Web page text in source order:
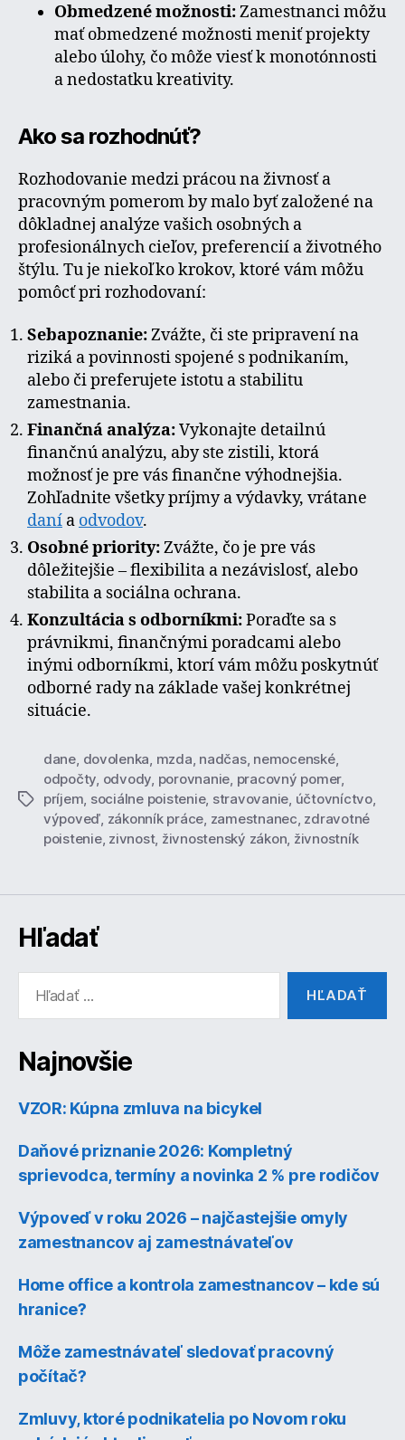
Obmedzené možnosti:Zamestnanci môžu
mať obmedzené možnosti meniť projekty
alebo úlohy, čo môže viesť k monotónnosti
a nedostatku kreativity.
Ako sa rozhodnúť?
Rozhodovanie medzi prácou na živnosť a
pracovným pomerom by malo byť založené na
dôkladnej analýze vašich osobných a
profesionálnych cieľov, preferencií a životného
štýlu. Tu je niekoľko krokov, ktoré vám môžu
pomôcť pri rozhodovaní:
Sebapoznanie:Zvážte, či ste pripravení na
riziká a povinnosti spojené s podnikaním,
alebo či preferujete istotu a stabilitu
zamestnania.
Finančná analýza:Vykonajte detailnú
finančnú analýzu, aby ste zistili, ktorá
možnosť je pre vás finančne výhodnejšia.
Zohľadnite všetky príjmy a výdavky, vrátane
daní a odvodov.
Osobné priority:Zvážte, čo je pre vás
dôležitejšie – flexibilita a nezávislosť, alebo
stabilita a sociálna ochrana.
Konzultácia s odborníkmi:Poraďte sa s
právnikmi, finančnými poradcami alebo
inými odborníkmi, ktorí vám môžu poskytnúť
odborné rady na základe vašej konkrétnej
situácie.
Značky
dane, dovolenka, mzda, nadčas, nemocenské,
odpočty, odvody, porovnanie, pracovný pomer,
príjem, sociálne poistenie, stravovanie, účtovníctvo,
výpoveď, zákonník práce, zamestnanec, zdravotné
poistenie, zivnost, živnostenský zákon, živnostník
Hľadať
Najnovšie
VZOR: Kúpna zmluva na bicykel
Daňové priznanie 2026: Kompletný
sprievodca, termíny a novinka 2 % pre rodičov
Výpoveď v roku 2026 – najčastejšie omyly
zamestnancov aj zamestnávateľov
Home office a kontrola zamestnancov – kde sú
hranice?
Môže zamestnávateľ sledovať pracovný
počítač?
Zmluvy, ktoré podnikatelia po Novom roku